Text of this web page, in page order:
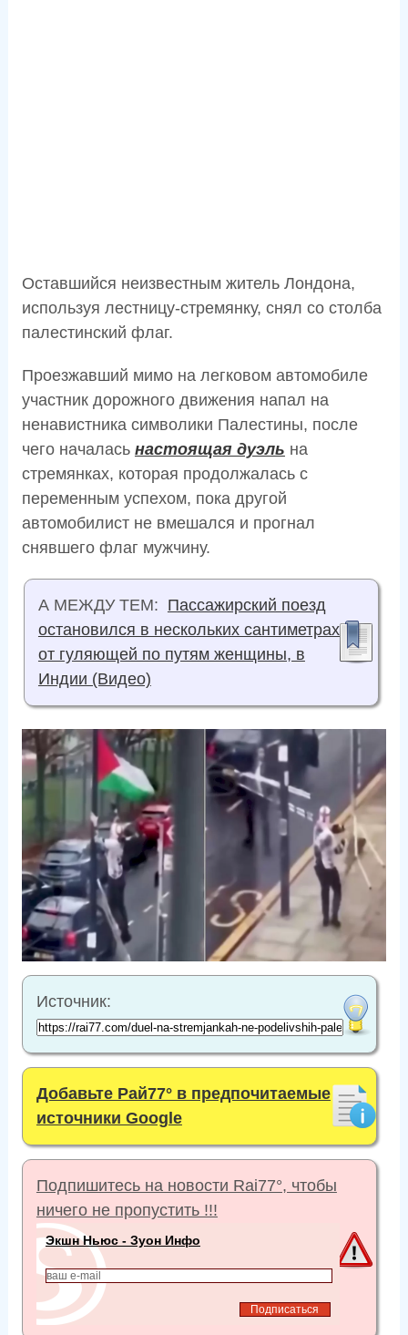
Оставшийся неизвестным житель Лондона,
используя лестницу-стремянку, снял со столба
палестинский флаг.
Проезжавший мимо на легковом автомобиле
участник дорожного движения напал на
ненавистника символики Палестины, после
чего началась настоящая дуэль на
стремянках, которая продолжалась с
переменным успехом, пока другой
автомобилист не вмешался и прогнал
снявшего флаг мужчину.
А МЕЖДУ ТЕМ: Пассажирский поезд
остановился в нескольких сантиметрах
от гуляющей по путям женщины, в
Индии (Видео)
Источник:
Добавьте Рай77° в предпочитаемые
источники Google
Подпишитесь на новости Rai77°, чтобы
ничего не пропустить !!!
Экшн Ньюс - Зуон Инфо